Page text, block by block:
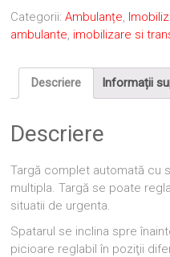
Categorii:Ambulanțe
ambulante imobilizare si
Descriere Informații
Descriere
Targă complet automată cu
multipla. Targă se poate
situatii de urgenta.
Spatarul se inclina spre
picioare reglabil în poziţii